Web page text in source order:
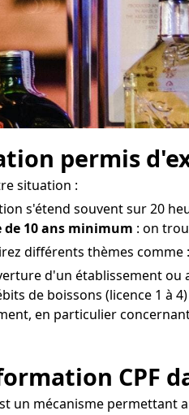
permis
situation :
s'étend souvent sur 20
de 10 ans minimum : on
différents thèmes comme :
d'un établissement ou
de boissons (licence 1 à
en particulier
CPF
un mécanisme